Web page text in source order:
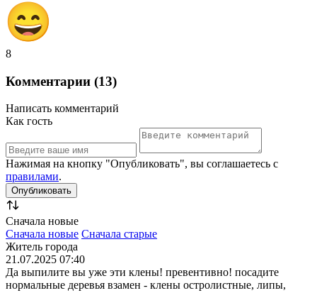
8
Комментарии (13)
Написать комментарий
Как гость
Нажимая на кнопку "Опубликовать", вы соглашаетесь с
правилами.
Сначала новые
Сначала новые Сначала старые
Житель города
21.07.2025 07:40
Да выпилите вы уже эти клены! превентивно! посадите
нормальные деревья взамен - клены остролистные, липы,